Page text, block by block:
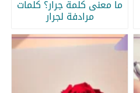
ما معنى كلمة جرار؟ كلمات
مرادفة لجرار